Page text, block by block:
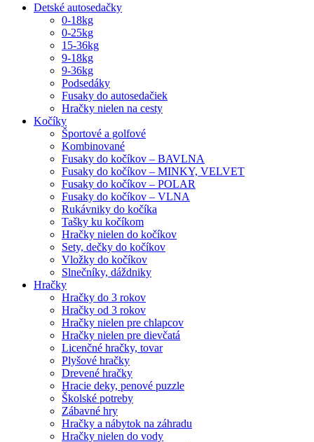
Detské autosedačky
0-18kg
0-25kg
15-36kg
9-18kg
9-36kg
Podsedáky
Fusaky do autosedačiek
Hračky nielen na cesty
Kočíky
Športové a golfové
Kombinované
Fusaky do kočíkov – BAVLNA
Fusaky do kočíkov – MINKY, VELVET
Fusaky do kočíkov – POLAR
Fusaky do kočíkov – VLNA
Rukávniky do kočíka
Tašky ku kočíkom
Hračky nielen do kočíkov
Sety, dečky do kočíkov
Vložky do kočíkov
Slnečníky, dáždniky
Hračky
Hračky do 3 rokov
Hračky od 3 rokov
Hračky nielen pre chlapcov
Hračky nielen pre dievčatá
Licenčné hračky, tovar
Plyšové hračky
Drevené hračky
Hracie deky, penové puzzle
Školské potreby
Zábavné hry
Hračky a nábytok na záhradu
Hračky nielen do vody